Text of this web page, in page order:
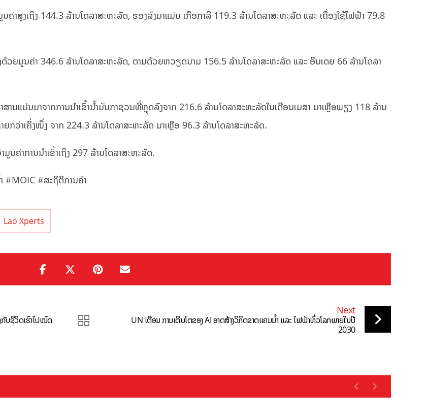
າສູງເຖິງ 144.3 ລ້ານໂດລາສະຫະລັດ, ຮອງລົງມາແມ່ນ ເກືອກາລີ 119.3 ລ້ານໂດລາສະຫະລັດ ແລະ ເຄື່ອງໃຊ້ໄຟຟ້າ 79.8
ວຍມູນຄ່າ 346.6 ລ້ານໂດລາສະຫະລັດ, ຕາມດ້ວຍຫວຽດນາມ 156.5 ລ້ານໂດລາສະຫະລັດ ແລະ ອິນເດຍ 66 ລ້ານໂດລາ
ນແມ່ນມາຈາກການນຳເຂົ້ານ້ຳມັນກາຊວນທີ່ຫຼຸດລົງຈາກ 216.6 ລ້ານໂດລາສະຫະລັດໃນເດືອນເມສາ ມາເຫຼືອພຽງ 118 ລ້ານ
ວ່າເຄິ່ງໜຶ່ງ ຈາກ 224.3 ລ້ານໂດລາສະຫະລັດ ມາເຫຼືອ 96.3 ລ້ານໂດລາສະຫະລັດ.
ນຄ່າການນໍາເຂົ້າເຖິງ 297 ລ້ານໂດລາສະຫະລັດ.
#MOIC #ສະຖິຕິການຄ້າ
Lao Xperts
ບຊີວິດເຮົາໄປໝົດ
Next
UN ເຕືອນ ການເຕີບໂຕຂອງ AI ອາດສ້າງວິກິດຂາດແຄນນ້ຳ ແລະ ໄຟຟ້າທົ່ວໂລກພາຍໃນປີ
2030